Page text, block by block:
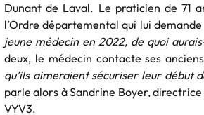
Dunant de Laval. Le praticien de 71
l’Ordre départemental qui lui
jeune médecin en 2022, de quoi
deux, le médecin contacte ses
qu’ils aimeraient sécuriser leur début
parle alors à Sandrine Boyer,
VYV3.